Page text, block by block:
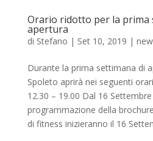
Orario ridotto per la prima
apertura
di Stefano | Set 10, 2019 |
Durante la prima settimana di
Spoleto aprirà nei seguenti
12.30 – 19.00 Dal 16
programmazione della
di fitness inizieranno il 16